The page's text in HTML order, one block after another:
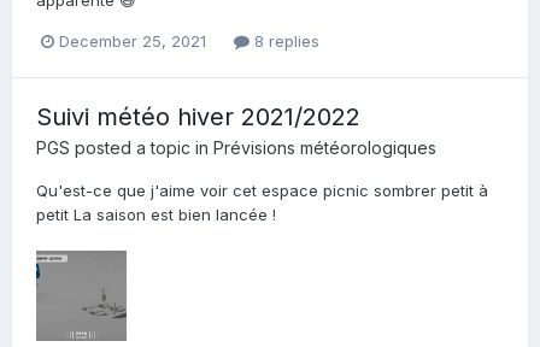
December 25, 2021 8 replies
Suivi météo hiver 2021/2022
PGS posted a topic in Prévisions météorologiques
Qu'est-ce que j'aime voir cet espace picnic sombrer petit à
petit La saison est bien lancée !